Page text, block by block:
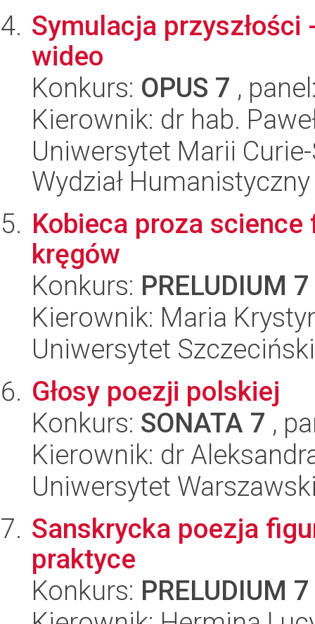
Symulacja
wideo
Konkurs: OPUS 7 ,
Kierownik: dr hab.
Uniwersytet Marii
Wydział Humanistyczny
Kobieca proza
kręgów
Konkurs: PRELUDIUM 7
Kierownik: Maria
Uniwersytet
Głosy poezji polskiej
Konkurs: SONATA 7 ,
Kierownik: dr
Uniwersytet
Sanskrycka poezja
praktyce
Konkurs: PRELUDIUM 7